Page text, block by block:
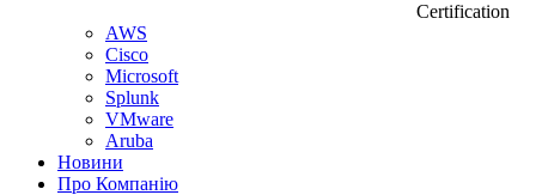
Certification
AWS
Cisco
Microsoft
Splunk
VMware
Aruba
Новини
Про Компанію